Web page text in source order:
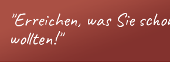
"Erreichen, was Sie
wollten!"